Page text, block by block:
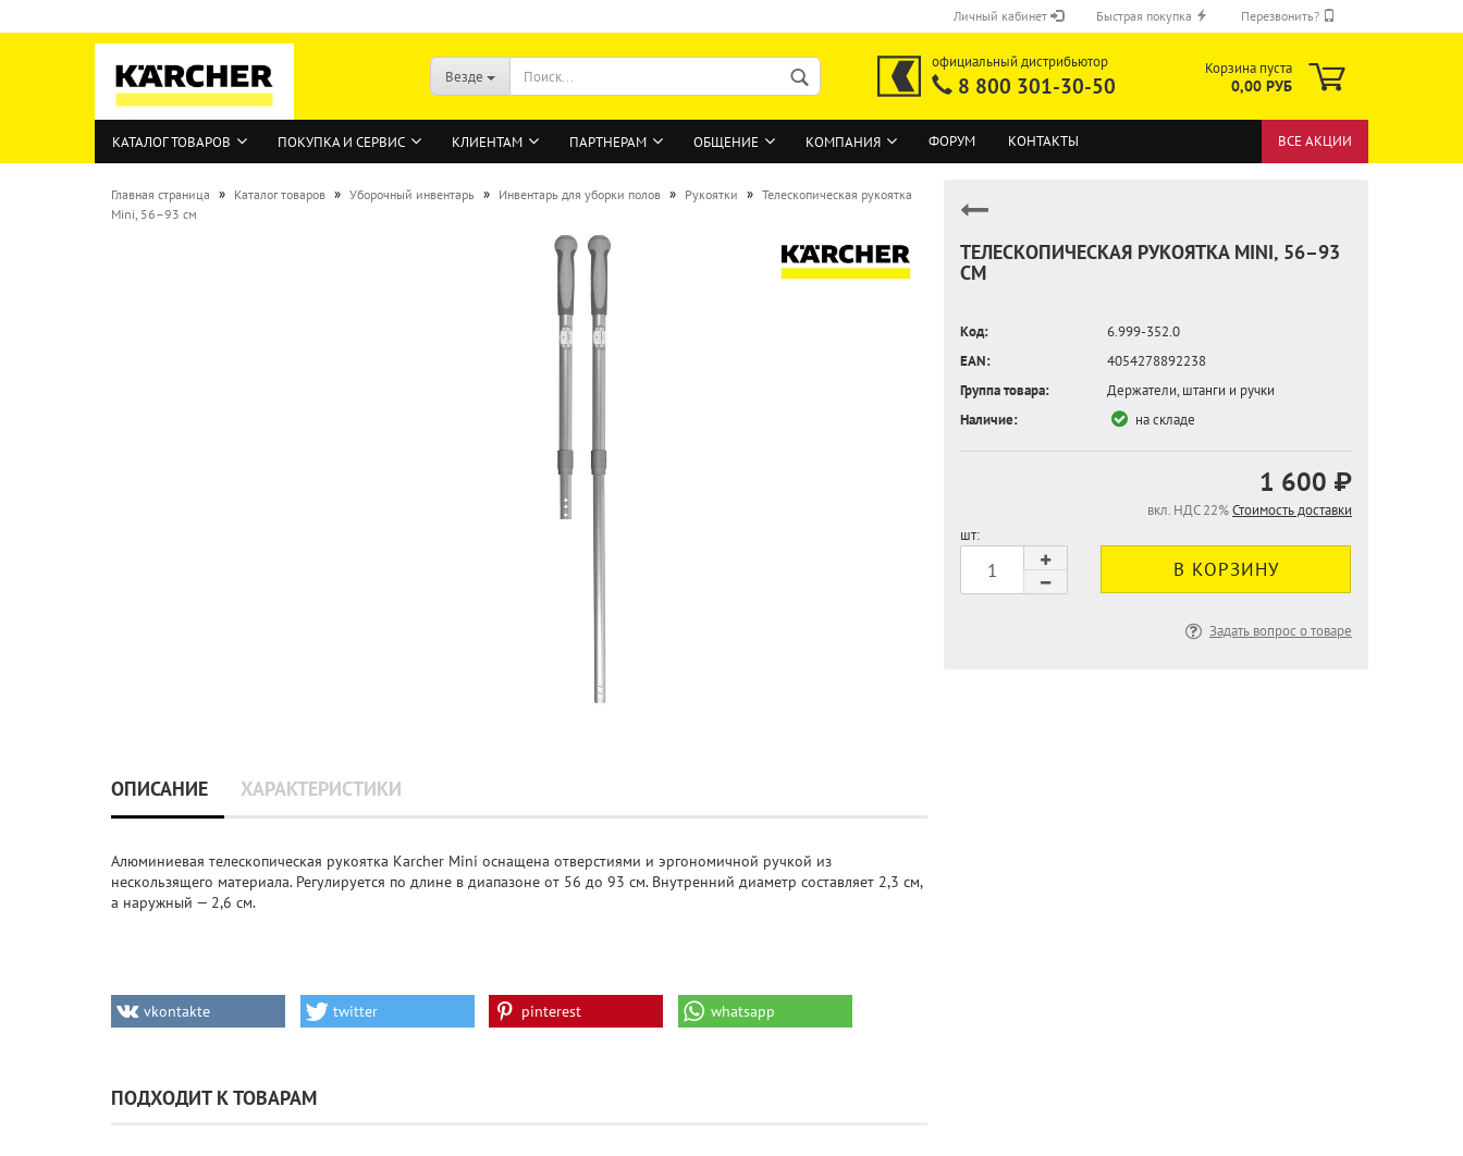
Личный кабинет
ВОЙТИ
Быстрая покупка Перезвонить?
ОТПРАВИТЬ
Везде
официальный дистрибьютор
8 800 301-30-50
Корзина пуста
0,00 РУБ
КАТАЛОГ ТОВАРОВ ПОКУПКА И СЕРВИС КЛИЕНТАМ ПАРТНЕРАМ ОБЩЕНИЕ КОМПАНИЯ ФОРУМ КОНТАКТЫ ВСЕ АКЦИИ
Главная страница » Каталог товаров » Уборочный инвентарь » Инвентарь для уборки полов » Рукоятки » Телескопическая рукоятка
Mini, 56–93 см
ТЕЛЕСКОПИЧЕСКАЯ РУКОЯТКА MINI, 56–93
СМ
Код:
6.999-352.0
EAN:
4054278892238
Группа товара:
Держатели, штанги и ручки
Наличие:
на складе
1 600 ₽
вкл. НДС 22%Стоимость доставки
шт:
Задать вопрос о товаре
ОПИСАНИЕ ХАРАКТЕРИСТИКИ
Алюминиевая телескопическая рукоятка Karcher Mini оснащена отверстиями и эргономичной ручкой из
нескользящего материала. Регулируется по длине в диапазоне от 56 до 93 см. Внутренний диаметр составляет 2,3 см,
а наружный — 2,6 см.
vkontakte twitter pinterest whatsapp
ПОДХОДИТ К ТОВАРАМ